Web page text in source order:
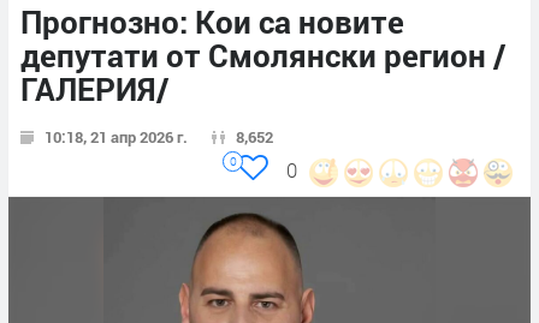
Прогнозно: Кои са новите
депутати от Смолянски регион /
ГАЛЕРИЯ/
10:18, 21 апр 2026 г. 8,652
0
0